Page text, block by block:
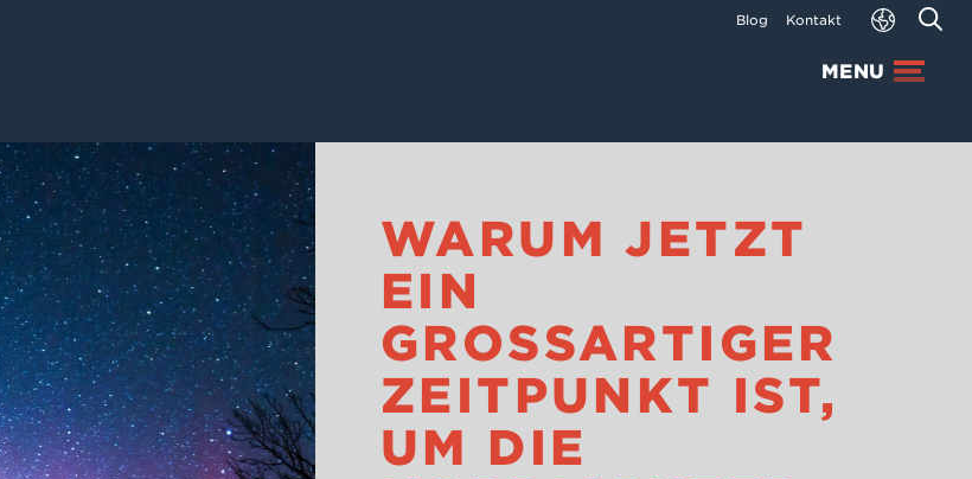
Blog Kontakt
MENU
WARUM JETZT
EIN
GROSSARTIGER Z
EITPUNKT IST, U
M DIE N